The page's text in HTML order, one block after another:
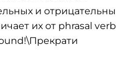
и
их от рhrasal